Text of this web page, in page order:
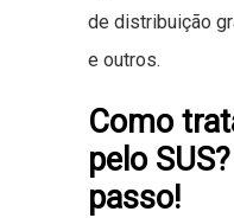
de distribuição
e outros.
Como
pelo
passo!